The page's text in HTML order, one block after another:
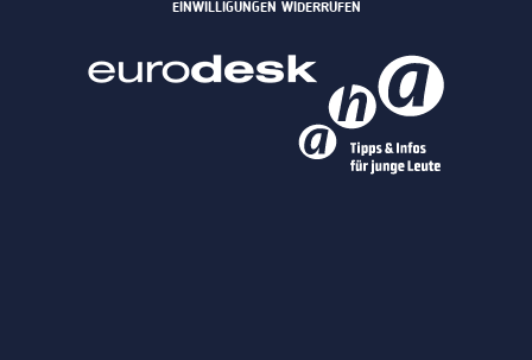
EINWILLIGUNGEN WIDERRUFEN